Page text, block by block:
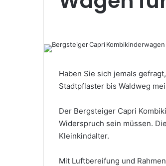
Haben Sie sich jemals
Stadtpflaster bis Waldweg
Der Bergsteiger Capri
Widerspruch sein müssen.
Kleinkindalter.
Mit Luftbereifung und